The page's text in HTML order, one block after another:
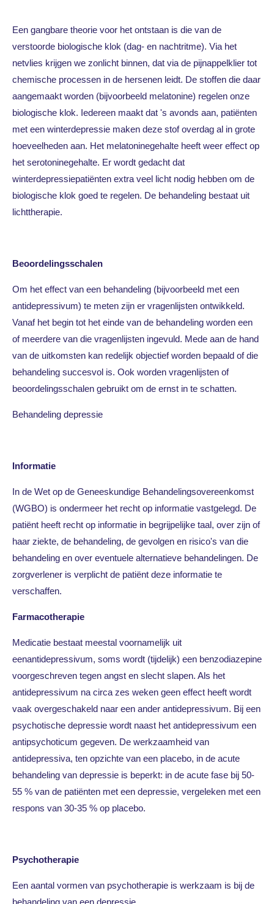
Een gangbare theorie voor het ontstaan is die van de
verstoorde biologische klok (dag- en nachtritme). Via het
netvlies krijgen we zonlicht binnen, dat via de pijnappelklier tot
chemische processen in de hersenen leidt. De stoffen die daar
aangemaakt worden (bijvoorbeeld melatonine) regelen onze
biologische klok. Iedereen maakt dat 's avonds aan, patiënten
met een winterdepressie maken deze stof overdag al in grote
hoeveelheden aan. Het melatoninegehalte heeft weer effect op
het serotoninegehalte. Er wordt gedacht dat
winterdepressiepatiënten extra veel licht nodig hebben om de
biologische klok goed te regelen. De behandeling bestaat uit
lichttherapie.
Beoordelingsschalen
Om het effect van een behandeling (bijvoorbeeld met een
antidepressivum) te meten zijn er vragenlijsten ontwikkeld.
Vanaf het begin tot het einde van de behandeling worden een
of meerdere van die vragenlijsten ingevuld. Mede aan de hand
van de uitkomsten kan redelijk objectief worden bepaald of die
behandeling succesvol is. Ook worden vragenlijsten of
beoordelingsschalen gebruikt om de ernst in te schatten.
Behandeling depressie
Informatie
In de Wet op de Geneeskundige Behandelingsovereenkomst
(WGBO) is ondermeer het recht op informatie vastgelegd. De
patiënt heeft recht op informatie in begrijpelijke taal, over zijn of
haar ziekte, de behandeling, de gevolgen en risico's van die
behandeling en over eventuele alternatieve behandelingen. De
zorgverlener is verplicht de patiënt deze informatie te
verschaffen.
Farmacotherapie
Medicatie bestaat meestal voornamelijk uit
eenantidepressivum, soms wordt (tijdelijk) een benzodiazepine
voorgeschreven tegen angst en slecht slapen. Als het
antidepressivum na circa zes weken geen effect heeft wordt
vaak overgeschakeld naar een ander antidepressivum. Bij een
psychotische depressie wordt naast het antidepressivum een
antipsychoticum gegeven. De werkzaamheid van
antidepressiva, ten opzichte van een placebo, in de acute
behandeling van depressie is beperkt: in de acute fase bij 50-
55 % van de patiënten met een depressie, vergeleken met een
respons van 30-35 % op placebo.
Psychotherapie
Een aantal vormen van psychotherapie is werkzaam is bij de
behandeling van een depressie.